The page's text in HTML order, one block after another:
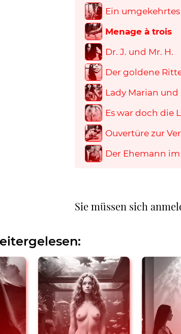
Ein
Menage à trois
Dr. J. und Mr. H.
Der goldene
Lady Marian
Es war doch die
Ouvertüre zur
Der Ehemann
Sie müssen sich